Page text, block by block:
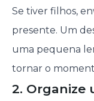
Se tiver filhos,
presente. Um
uma pequena
tornar o
2. Organize